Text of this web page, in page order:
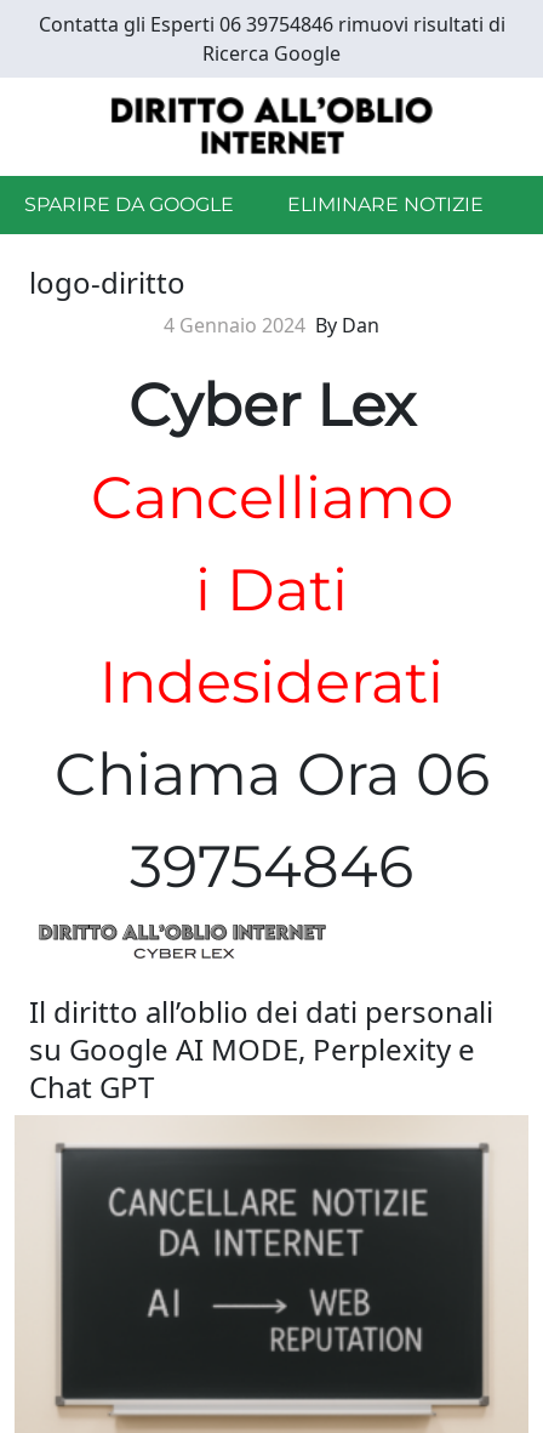
main
Contatta gli Esperti 06 39754846 rimuovi risultati di
Ricerca Google
SPARIRE DA GOOGLE ELIMINARE NOTIZIE
logo-diritto
4 Gennaio 2024 By Dan
Cyber Lex
Cancelliamo
i Dati
Indesiderati
Chiama Ora 06
39754846
Il diritto all’oblio dei dati personali
su Google AI MODE, Perplexity e
Chat GPT